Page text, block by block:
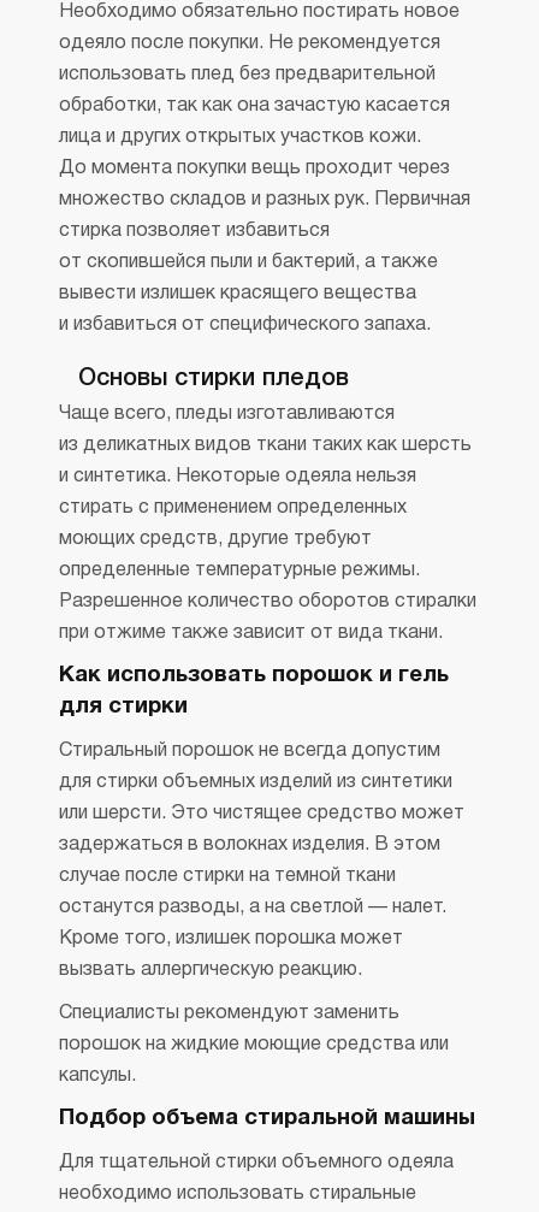
Необходимо обязательно постирать новое
одеяло после покупки. Не рекомендуется
использовать плед без предварительной
обработки, так как она зачастую касается
лица и других открытых участков кожи.
До момента покупки вещь проходит через
множество складов и разных рук. Первичная
стирка позволяет избавиться
от скопившейся пыли и бактерий, а также
вывести излишек красящего вещества
и избавиться от специфического запаха.
Основы стирки пледов
Чаще всего, пледы изготавливаются
из деликатных видов ткани таких как шерсть
и синтетика. Некоторые одеяла нельзя
стирать с применением определенных
моющих средств, другие требуют
определенные температурные режимы.
Разрешенное количество оборотов стиралки
при отжиме также зависит от вида ткани.
Как использовать порошок и гель
для стирки
Стиральный порошок не всегда допустим
для стирки объемных изделий из синтетики
или шерсти. Это чистящее средство может
задержаться в волокнах изделия. В этом
случае после стирки на темной ткани
останутся разводы, а на светлой — налет.
Кроме того, излишек порошка может
вызвать аллергическую реакцию.
Специалисты рекомендуют заменить
порошок на жидкие моющие средства или
капсулы.
Подбор объема стиральной машины
Для тщательной стирки объемного одеяла
необходимо использовать стиральные